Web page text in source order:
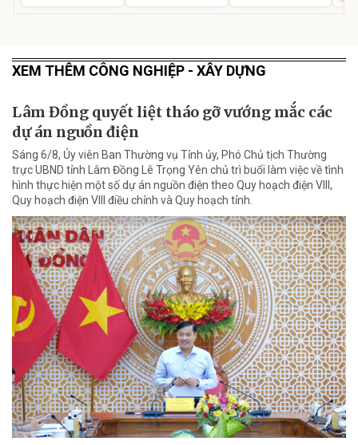
XEM THÊM CÔNG NGHIỆP - XÂY DỰNG
Lâm Đồng quyết liệt tháo gỡ vướng mắc các
dự án nguồn điện
Sáng 6/8, Ủy viên Ban Thường vụ Tỉnh ủy, Phó Chủ tịch Thường
trực UBND tỉnh Lâm Đồng Lê Trọng Yên chủ trì buổi làm việc về tình
hình thực hiện một số dự án nguồn điện theo Quy hoạch điện VIII,
Quy hoạch điện VIII điều chỉnh và Quy hoạch tỉnh.